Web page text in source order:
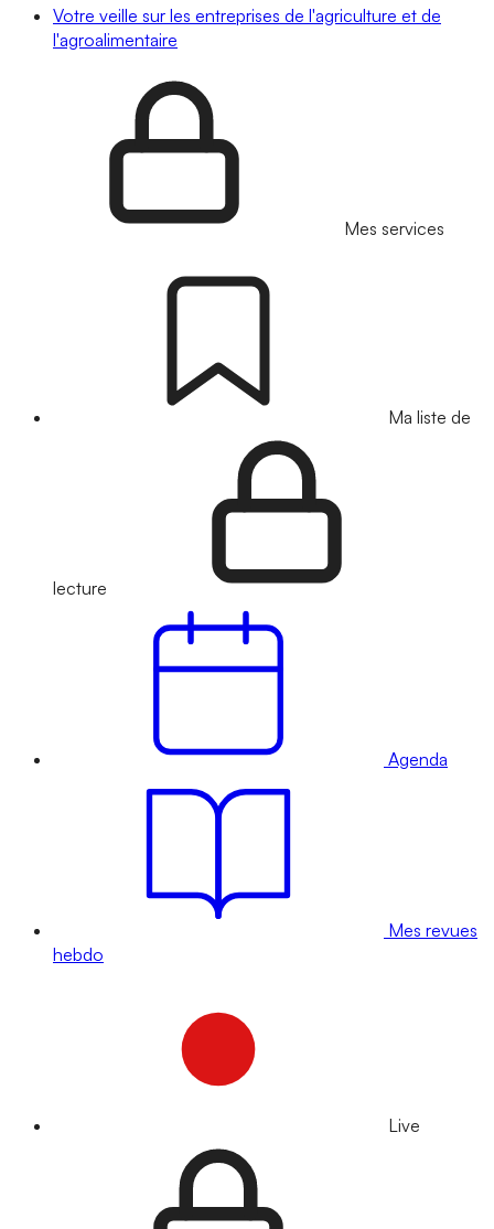
Votre veille sur les entreprises de l'agriculture et de
l'agroalimentaire
Mes services
Ma liste de
lecture
Agenda
Mes revues
hebdo
Live